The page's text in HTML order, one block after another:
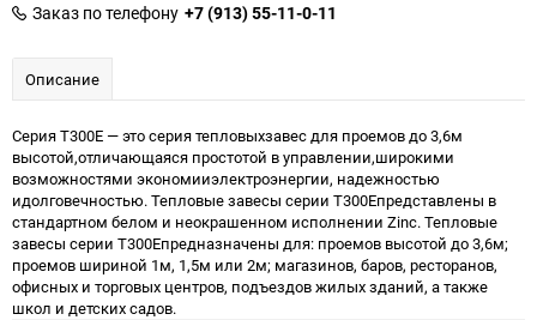
Заказ по телефону +7 (913) 55-11-0-11
Описание
Серия Т300Е — это серия тепловыхзавес для проемов до 3,6м
высотой,отличающаяся простотой в управлении,широкими
возможностями экономииэлектроэнергии, надежностью
идолговечностью. Тепловые завесы серии Т300Епредставлены в
стандартном белом и неокрашенном исполнении Zinc. Тепловые
завесы серии Т300Епредназначены для: проемов высотой до 3,6м;
проемов шириной 1м, 1,5м или 2м; магазинов, баров, ресторанов,
офисных и торговых центров, подъездов жилых зданий, а также
школ и детских садов.